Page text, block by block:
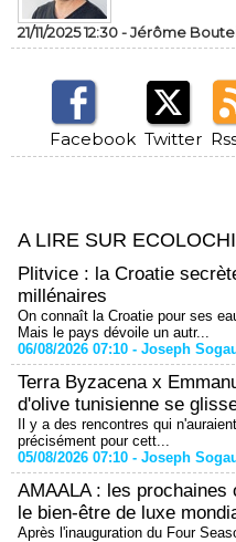
21/11/2025 12:30 -Jérôme
Facebook Twitter
A LIRE SUR
Plitvice : la Croatie
millénaires
On connaît la Croatie pour ses
Mais le pays dévoile un autr...
06/08/2026 07:10 - Joseph
Terra Byzacena x
d'olive tunisienne se
Il y a des rencontres qui
précisément pour cett...
05/08/2026 07:10 - Joseph
AMAALA : les
le bien-être de luxe
Après l'inauguration du Four